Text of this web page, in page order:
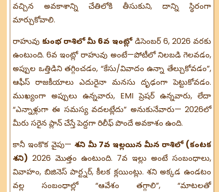
వచ్చిన అవకాశాన్ని చేతిలోకి తీసుకుని, దాన్ని స్థిరంగా
మార్చుకోవాలి.
రాహువు కుంభ రాశిలో మీ 6వ ఇంట్లోడిసెంబర్ 6, 2026 వరకు
ఉంటుంది. 6వ ఇంట్లో రాహువు అంటే—పోటీలో నిలబడి గెలవడం,
అప్పుల ఒత్తిడిని తగ్గించడం, “కేసు/వివాదం ఉన్నా తేల్చుకోవడం”,
ఆఫీస్ రాజకీయాలు ఎదురైనా మనసు దృఢంగా పెట్టుకోవడం.
ముఖ్యంగా అప్పులు ఉన్నవారు, EMI ప్రెషర్ ఉన్నవారు, లేదా
“ఎన్నాళ్లుగా ఈ సమస్య వదలట్లేదు” అనుకునేవారు— 2026లో
మీరు సరైన ప్లాన్ చేస్తే పెద్దగా రిలీఫ్ పొందే అవకాశం ఉంది.
కానీ ఇంకొక వైపు— శని మీ 7వ ఇల్లయిన మీన రాశిలో (కంటక
శని) 2026 మొత్తం ఉంటుంది. 7వ ఇల్లు అంటే సంబంధాలు,
వివాహం, బిజినెస్ పార్ట్నర్, కీలక క్లయింట్లు. శని అక్కడ ఉండటం
వల్ల సంబంధాల్లో “ఆవేశం తగ్గాలి”, “మాటలతో